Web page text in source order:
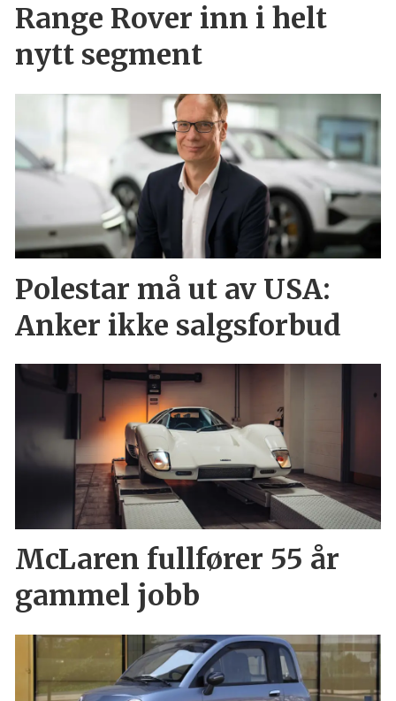
Range Rover inn i helt
nytt segment
Polestar må ut av USA:
Anker ikke salgsforbud
McLaren fullfører 55 år
gammel jobb